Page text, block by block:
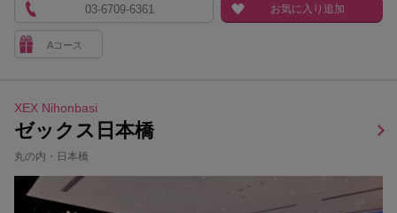
Aコース
03-6709-6361 お気に入り追加
XEX Nihonbasi
ゼックス日本橋
丸の内・日本橋